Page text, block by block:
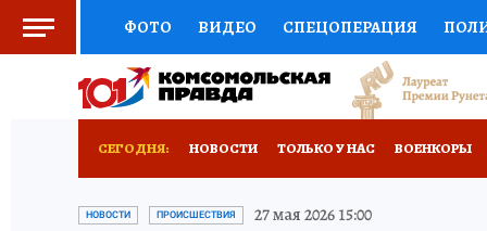
ФОТО ВИДЕО СПЕЦОПЕРАЦИЯ
СОЦПОДДЕРЖКА НАУКА СПОРТ
СЕГОДНЯ: НОВОСТИ ТОЛЬКО У НАС ВОЕНКОРЫ
ИСПЫТАНО НА СЕБЕ
НОВОСТИ ПРОИСШЕСТВИЯ 27 мая 2026 15:00